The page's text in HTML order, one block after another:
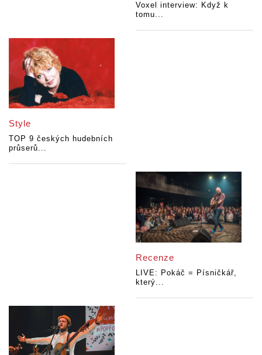
Voxel interview: Když k
tomu...
Style
TOP 9 českých hudebních
průserů...
Recenze
LIVE: Pokáč = Písničkář,
který...